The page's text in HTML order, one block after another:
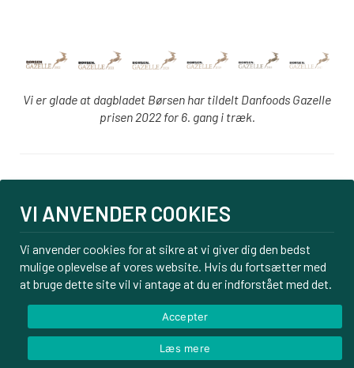
Vi er glade at dagbladet Børsen har tildelt Danfoods Gazelle
prisen 2022 for 6. gang i træk.
PBS tilmelding
Om os
Kontakt
Handelsbetingelser
VI ANVENDER COOKIES
Vi anvender cookies for at sikre at vi giver dig den bedst
mulige oplevelse af vores website. Hvis du fortsætter med
at bruge dette site vil vi antage at du er indforstået med det.
Accepter
Læs mere